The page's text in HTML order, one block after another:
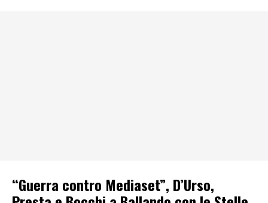
“Guerra contro Mediaset”, D’Urso,